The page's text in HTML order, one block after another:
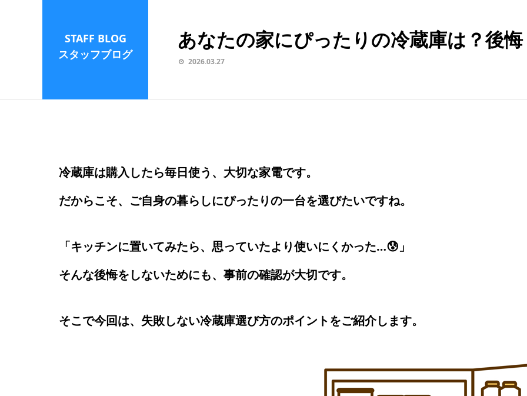
STAFF BLOG
スタッフブログ
あなたの家にぴったりの冷蔵庫は？後
2026.03.27
冷蔵庫は購入したら毎日使う、大切な家電です。
だからこそ、ご自身の暮らしにぴったりの一台を選びたいですね。
「キッチンに置いてみたら、思っていたより使いにくかった…😰」
そんな後悔をしないためにも、事前の確認が大切です。
そこで今回は、失敗しない冷蔵庫選び方のポイントをご紹介します。